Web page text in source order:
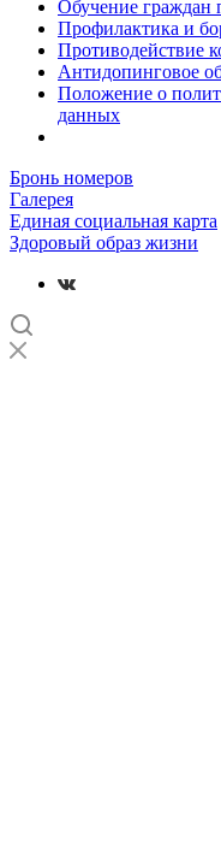
Обучение граждан
Профилактика и
Противодействие
Антидопинговое
Положение о
данных
Бронь номеров
Галерея
Единая социальная карта
Здоровый образ жизни